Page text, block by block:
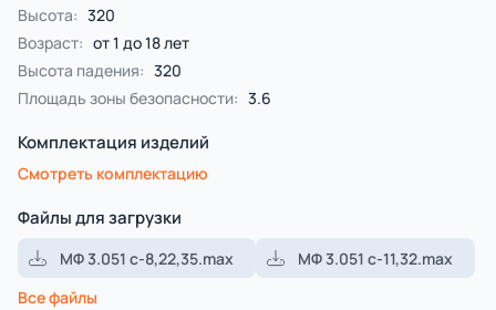
Высота: 320
Возраст: от 1 до 18 лет
Высота падения: 320
Площадь зоны безопасности: 3.6
Комплектация изделий
Смотреть комплектацию
Файлы для загрузки
МФ 3.051 с-8,22,35.max
МФ 3.051 с-11,32.max
Все файлы